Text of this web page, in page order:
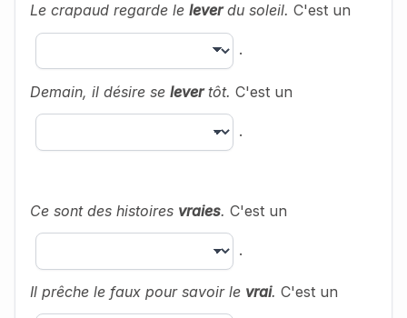
Le crapaud regarde le leverdu soleil. C'est un
.
Demain, il désire se levertôt. C'est un
.
Ce sont des histoires vraies. C'est un
.
Il prêche le faux pour savoir le vrai. C'est un